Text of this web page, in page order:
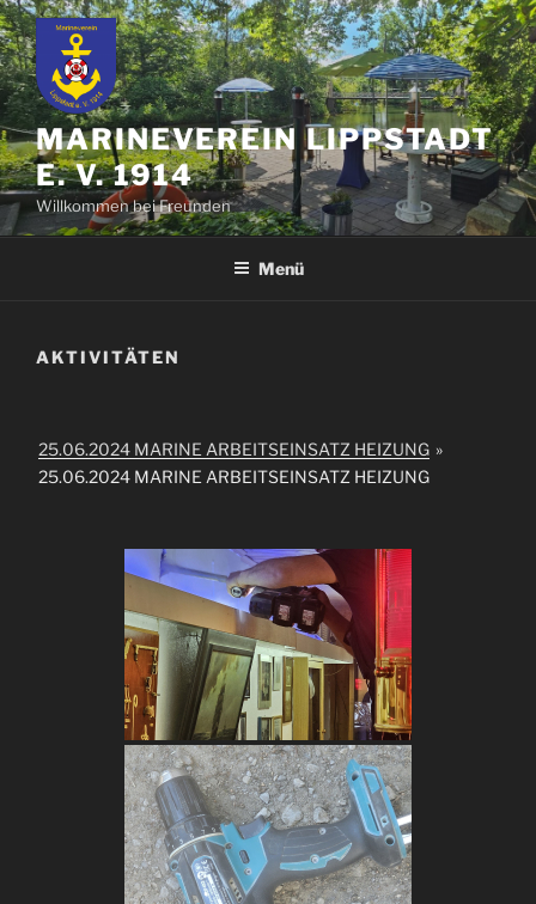
Zum
Inhalt
springen
MARINEVEREIN LIPPSTADT
E. V. 1914
Willkommen bei Freunden
Menü
AKTIVITÄTEN
25.06.2024 MARINE ARBEITSEINSATZ HEIZUNG »
25.06.2024 MARINE ARBEITSEINSATZ HEIZUNG